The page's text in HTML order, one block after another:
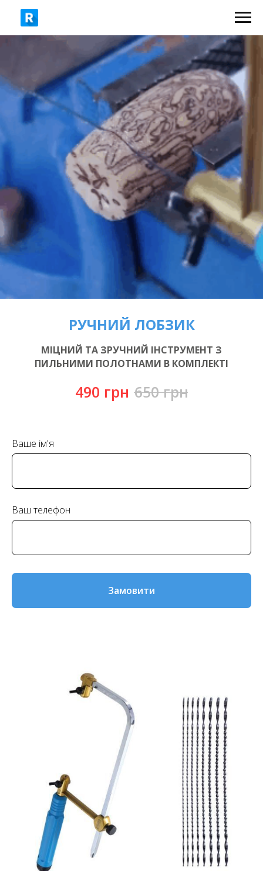
РУЧНИЙ ЛОБЗИК
МІЦНИЙ ТА ЗРУЧНИЙ ІНСТРУМЕНТ З
ПИЛЬНИМИ ПОЛОТНАМИ В КОМПЛЕКТІ
490 грн 650 грн
Ваше ім'я
Ваш телефон
Замовити